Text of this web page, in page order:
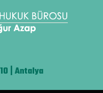
| Antalya